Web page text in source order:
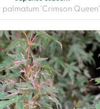
palmatum 'Crimson Queen'